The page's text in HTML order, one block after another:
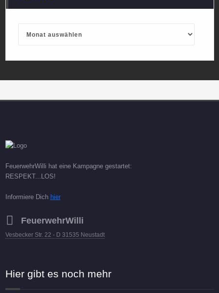
FeuerwehrWilli hat eine Kampagne gestartet:
RESPEKT...LOS!
Informiere Dich hier
FeuerwehrWilli
Vesbecker Str. 22 - D 31535 Neustadt
Hier gibt es noch mehr